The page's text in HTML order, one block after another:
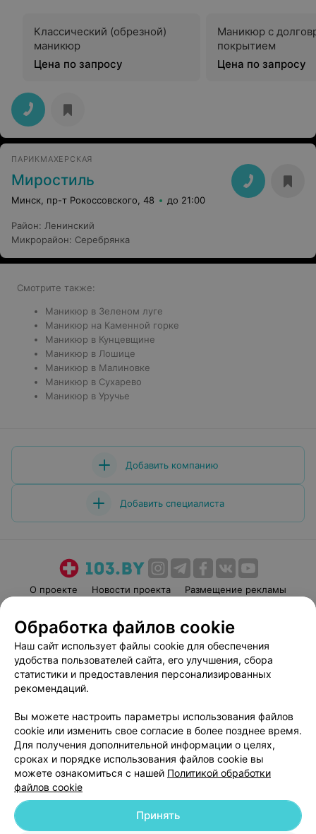
Классический (обрезной)
маникюр
Цена по запросу
Маникюр с
покрытием
Цена по запросу
ПАРИКМАХЕРСКАЯ
Миростиль
Минск, пр-т Рокоссовского, 48 до 21:00
Район: Ленинский
Микрорайон: Серебрянка
Смотрите также:
Маникюр в Зеленом луге
Маникюр на Каменной горке
Маникюр в Кунцевщине
Маникюр в Лошице
Маникюр в Малиновке
Маникюр в Сухарево
Маникюр в Уручье
Добавить компанию
Добавить специалиста
О проекте Новости проекта
Размещение рекламы
Пользовательское соглашение
Способы оплаты
Вакансии
Партнеры
Написать руководителю 103.by
Обработка персональных данных
© 2026 ООО «Артокс Лаб», УНП 191700409 | 220012, Республика Беларусь,
Обработка файлов cookie
Наш сайт использует файлы cookie для обеспечения
удобства пользователей сайта, его улучшения, сбора
статистики и предоставления персонализированных
рекомендаций.
Вы можете настроить параметры использования файлов
cookie или изменить свое согласие в более позднее время.
Для получения дополнительной информации о целях,
сроках и порядке использования файлов cookie вы
можете ознакомиться с нашей Политикой обработки
файлов cookie
Принять